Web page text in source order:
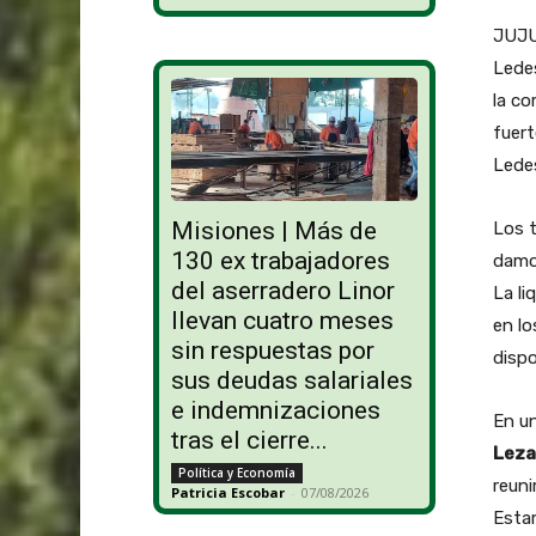
Misiones | Más de
130 ex trabajadores
del aserradero Linor
llevan cuatro meses
sin respuestas por
sus deudas salariales
e indemnizaciones
tras el cierre...
Política y Economía
Patricia Escobar - 07/08/2026
la
Los
La
en
En